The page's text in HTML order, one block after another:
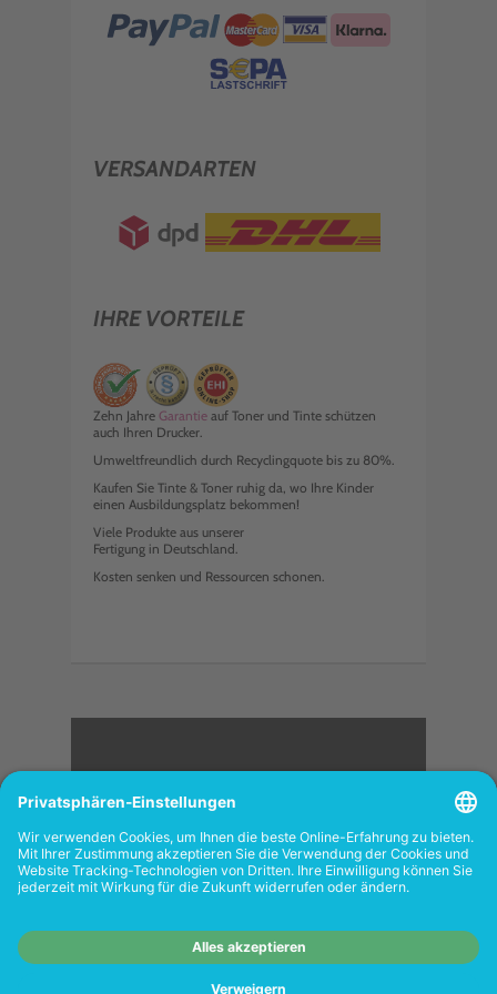
VERSANDARTEN
IHRE VORTEILE
Zehn Jahre Garantie auf Toner und Tinte schützen
auch Ihren Drucker.
Umweltfreundlich durch Recyclingquote bis zu 80%.
Kaufen Sie Tinte & Toner ruhig da, wo Ihre Kinder
einen Ausbildungsplatz bekommen!
Viele Produkte aus unserer
Fertigung in Deutschland.
Kosten senken und Ressourcen schonen.
<
FOLGEN SIE UNS
Shops richtet sich nicht an Wiederverkäufer.